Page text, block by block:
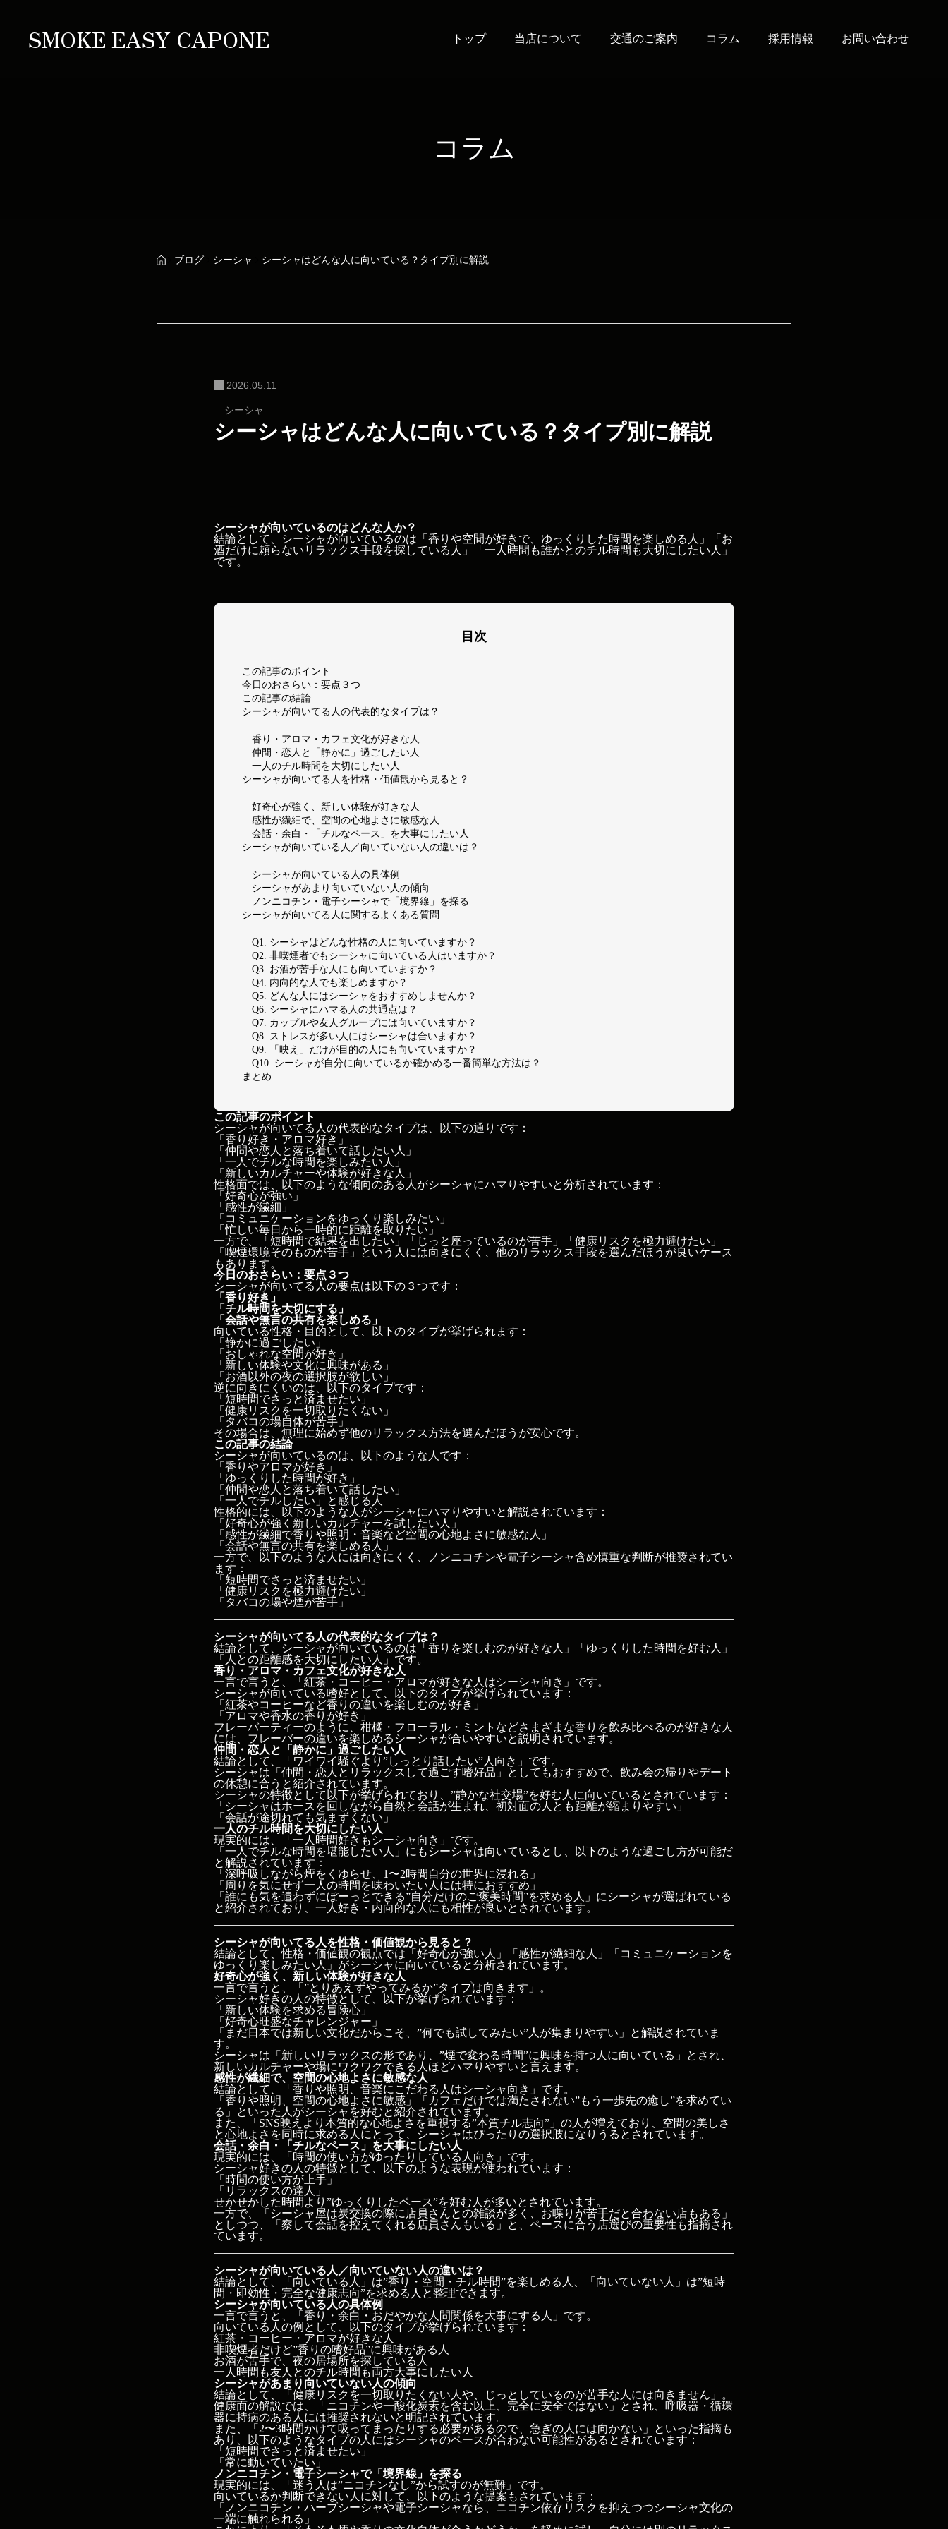
SMOKE EASY CAPONE トップ 当店について 交通のご案内 コラム 採用情報 お問い合わせ
コラム
ブログ シーシャ シーシャはどんな人に向いている？タイプ別に解説
2026.05.11
シーシャ
シーシャはどんな人に向いている？タイプ別に解説
シーシャが向いているのはどんな人か？
結論として、シーシャが向いているのは「香りや空間が好きで、ゆっくりした時間を楽しめる人」「お
酒だけに頼らないリラックス手段を探している人」「一人時間も誰かとのチル時間も大切にしたい人」
です。
目次
この記事のポイント
今日のおさらい：要点３つ
この記事の結論
シーシャが向いてる人の代表的なタイプは？
香り・アロマ・カフェ文化が好きな人
仲間・恋人と「静かに」過ごしたい人
一人のチル時間を大切にしたい人
シーシャが向いてる人を性格・価値観から見ると？
好奇心が強く、新しい体験が好きな人
感性が繊細で、空間の心地よさに敏感な人
会話・余白・「チルなペース」を大事にしたい人
シーシャが向いている人／向いていない人の違いは？
シーシャが向いている人の具体例
シーシャがあまり向いていない人の傾向
ノンニコチン・電子シーシャで「境界線」を探る
シーシャが向いてる人に関するよくある質問
Q1. シーシャはどんな性格の人に向いていますか？
Q2. 非喫煙者でもシーシャに向いている人はいますか？
Q3. お酒が苦手な人にも向いていますか？
Q4. 内向的な人でも楽しめますか？
Q5. どんな人にはシーシャをおすすめしませんか？
Q6. シーシャにハマる人の共通点は？
Q7. カップルや友人グループには向いていますか？
Q8. ストレスが多い人にはシーシャは合いますか？
Q9. 「映え」だけが目的の人にも向いていますか？
Q10. シーシャが自分に向いているか確かめる一番簡単な方法は？
まとめ
この記事のポイント
シーシャが向いてる人の代表的なタイプは、以下の通りです：
「香り好き・アロマ好き」
「仲間や恋人と落ち着いて話したい人」
「一人でチルな時間を楽しみたい人」
「新しいカルチャーや体験が好きな人」
性格面では、以下のような傾向のある人がシーシャにハマりやすいと分析されています：
「好奇心が強い」
「感性が繊細」
「コミュニケーションをゆっくり楽しみたい」
「忙しい毎日から一時的に距離を取りたい」
一方で、「短時間で結果を出したい」「じっと座っているのが苦手」「健康リスクを極力避けたい」
「喫煙環境そのものが苦手」という人には向きにくく、他のリラックス手段を選んだほうが良いケース
もあります。
今日のおさらい：要点３つ
シーシャが向いてる人の要点は以下の３つです：
「香り好き」
「チル時間を大切にする」
「会話や無言の共有を楽しめる」
向いている性格・目的として、以下のタイプが挙げられます：
「静かに過ごしたい」
「おしゃれな空間が好き」
「新しい体験や文化に興味がある」
「お酒以外の夜の選択肢が欲しい」
逆に向きにくいのは、以下のタイプです：
「短時間でさっと済ませたい」
「健康リスクを一切取りたくない」
「タバコの場自体が苦手」
その場合は、無理に始めず他のリラックス方法を選んだほうが安心です。
この記事の結論
シーシャが向いているのは、以下のような人です：
「香りやアロマが好き」
「ゆっくりした時間が好き」
「仲間や恋人と落ち着いて話したい」
「一人でチルしたい」と感じる人
性格的には、以下のような人がシーシャにハマりやすいと解説されています：
「好奇心が強く新しいカルチャーを試したい人」
「感性が繊細で香りや照明・音楽など空間の心地よさに敏感な人」
「会話や無言の共有を楽しめる人」
一方で、以下のような人には向きにくく、ノンニコチンや電子シーシャ含め慎重な判断が推奨されてい
ます：
「短時間でさっと済ませたい」
「健康リスクを極力避けたい」
「タバコの場や煙が苦手」
シーシャが向いてる人の代表的なタイプは？
結論として、シーシャが向いているのは「香りを楽しむのが好きな人」「ゆっくりした時間を好む人」
「人との距離感を大切にしたい人」です。
香り・アロマ・カフェ文化が好きな人
一言で言うと、「紅茶・コーヒー・アロマが好きな人はシーシャ向き」です。
シーシャが向いている嗜好として、以下のタイプが挙げられています：
「紅茶やコーヒーなど香りの違いを楽しむのが好き」
「アロマや香水の香りが好き」
フレーバーティーのように、柑橘・フローラル・ミントなどさまざまな香りを飲み比べるのが好きな人
には、フレーバーの違いを楽しめるシーシャが合いやすいと説明されています。
仲間・恋人と「静かに」過ごしたい人
結論として、「ワイワイ騒ぐより”しっとり話したい”人向き」です。
シーシャは「仲間・恋人とリラックスして過ごす嗜好品」としてもおすすめで、飲み会の帰りやデート
の休憩に合うと紹介されています。
シーシャの特徴として以下が挙げられており、”静かな社交場”を好む人に向いているとされています：
「シーシャはホースを回しながら自然と会話が生まれ、初対面の人とも距離が縮まりやすい」
「会話が途切れても気まずくない」
一人のチル時間を大切にしたい人
現実的には、「一人時間好きもシーシャ向き」です。
「一人でチルな時間を堪能したい人」にもシーシャは向いているとし、以下のような過ごし方が可能だ
と解説されています：
「深呼吸しながら煙をくゆらせ、1〜2時間自分の世界に浸れる」
「周りを気にせず一人の時間を味わいたい人には特におすすめ」
「誰にも気を遣わずにぼーっとできる”自分だけのご褒美時間”を求める人」にシーシャが選ばれている
と紹介されており、一人好き・内向的な人にも相性が良いとされています。
シーシャが向いてる人を性格・価値観から見ると？
結論として、性格・価値観の観点では「好奇心が強い人」「感性が繊細な人」「コミュニケーションを
ゆっくり楽しみたい人」がシーシャに向いていると分析されています。
好奇心が強く、新しい体験が好きな人
一言で言うと、「”とりあえずやってみるか”タイプは向きます」。
シーシャ好きの人の特徴として、以下が挙げられています：
「新しい体験を求める冒険心」
「好奇心旺盛なチャレンジャー」
「まだ日本では新しい文化だからこそ、”何でも試してみたい”人が集まりやすい」と解説されていま
す。
シーシャは「新しいリラックスの形であり、”煙で変わる時間”に興味を持つ人に向いている」とされ、
新しいカルチャーや場にワクワクできる人ほどハマりやすいと言えます。
感性が繊細で、空間の心地よさに敏感な人
結論として、「香りや照明、音楽にこだわる人はシーシャ向き」です。
「香りや照明、空間の心地よさに敏感」「カフェだけでは満たされない”もう一歩先の癒し”を求めてい
る」といった人がシーシャを好むと紹介されています。
また、「SNS映えより本質的な心地よさを重視する”本質チル志向”」の人が増えており、空間の美しさ
と心地よさを同時に求める人にとって、シーシャはぴったりの選択肢になりうるとされています。
会話・余白・「チルなペース」を大事にしたい人
現実的には、「時間の使い方がゆったりしている人向き」です。
シーシャ好きの人の特徴として、以下のような表現が使われています：
「時間の使い方が上手」
「リラックスの達人」
せかせかした時間より”ゆっくりしたペース”を好む人が多いとされています。
一方で、「シーシャ屋は炭交換の際に店員さんとの雑談が多く、お喋りが苦手だと合わない店もある」
としつつ、「察して会話を控えてくれる店員さんもいる」と、ペースに合う店選びの重要性も指摘され
ています。
シーシャが向いている人／向いていない人の違いは？
結論として、「向いている人」は”香り・空間・チル時間”を楽しめる人、「向いていない人」は”短時
間・即効性・完全な健康志向”を求める人と整理できます。
シーシャが向いている人の具体例
一言で言うと、「香り・余白・おだやかな人間関係を大事にする人」です。
向いている人の例として、以下のタイプが挙げられています：
紅茶・コーヒー・アロマが好きな人
非喫煙者だけど”香りの嗜好品”に興味がある人
お酒が苦手で、夜の居場所を探している人
一人時間も友人とのチル時間も両方大事にしたい人
シーシャがあまり向いていない人の傾向
結論として、「健康リスクを一切取りたくない人や、じっとしているのが苦手な人には向きません」。
健康面の解説では、「ニコチンや一酸化炭素を含む以上、完全に安全ではない」とされ、呼吸器・循環
器に持病のある人には推奨されないと明記されています。
また、「2〜3時間かけて吸ってまったりする必要があるので、急ぎの人には向かない」といった指摘も
あり、以下のようなタイプの人にはシーシャのペースが合わない可能性があるとされています：
「短時間でさっと済ませたい」
「常に動いていたい」
ノンニコチン・電子シーシャで「境界線」を探る
現実的には、「迷う人は”ニコチンなし”から試すのが無難」です。
向いているか判断できない人に対して、以下のような提案もされています：
「ノンニコチン・ハーブシーシャや電子シーシャなら、ニコチン依存リスクを抑えつつシーシャ文化の
一端に触れられる」